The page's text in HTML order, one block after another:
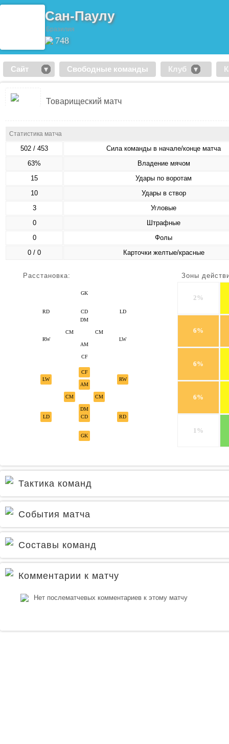
Сан-Паулу
Бразилия
748
Сайт Свободные команды Клуб
Товарищеский матч
Статистика матча
502 / 453
Сила команды в начале/конце матча
63%
Владение мячом
15
Удары по воротам
10
Удары в створ
3
Угловые
0
Штрафные
0
Фолы
0 / 0
Карточки желтые/красные
Расстановка:
GK
LD
CD
DM
RD
CM
CM
RW
AM
LW
CF
GK
RD
LD
DM
CD
CM CM
RW
LW
AM
CF
Зоны
2%
6%
6%
6%
1%
Тактика команд
События матча
Составы команд
Комментарии к матчу
Нет послематчевых комментариев к этому матчу